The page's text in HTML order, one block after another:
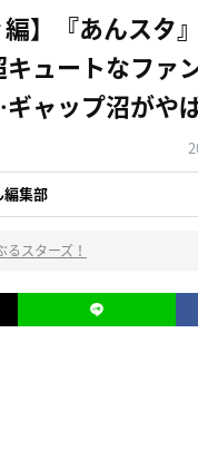
編】『あんスタ
キュートなファ
ャップ沼がや
編集部
るスターズ！